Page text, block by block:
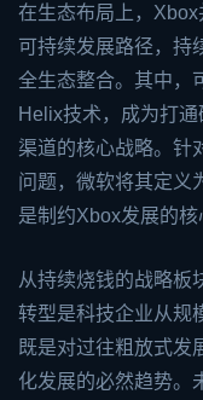
在生态布局上，
可持续发展路径，持
全生态整合。其中，
Helix技术，成为打
渠道的核心战略。针
问题，微软将其定义
是制约Xbox发展的核
从持续烧钱的战略板
转型是科技企业从规
既是对过往粗放式发
化发展的必然趋势。